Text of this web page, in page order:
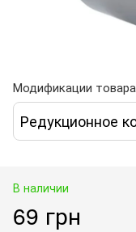
Модификации товара
В наличии
69 грн